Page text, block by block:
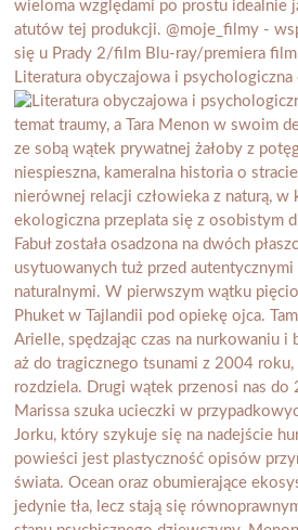
Literatura obyczajowa i psychologiczna